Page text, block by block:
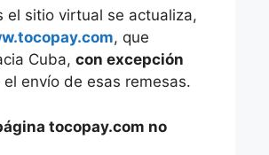
el sitio virtual se actualiza,
, que
Cuba, con excepción
envío de esas remesas.
tocopay.com no